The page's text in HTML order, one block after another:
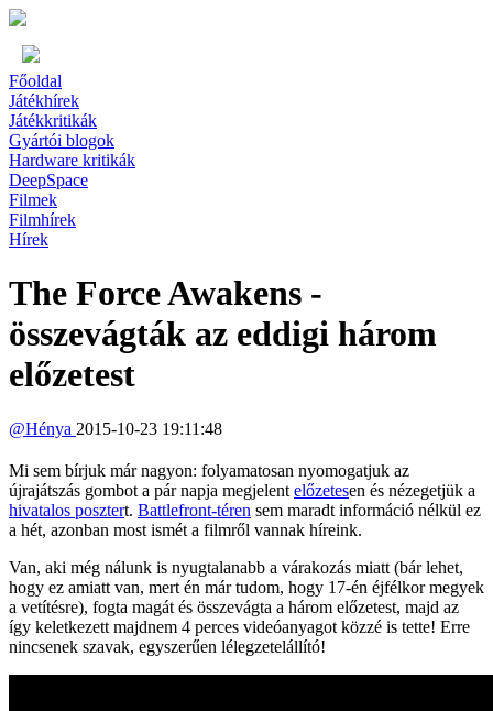
Főoldal
Játékhírek
Játékkritikák
Gyártói blogok
Hardware kritikák
DeepSpace
Filmek
Filmhírek
Hírek
The Force Awakens -
összevágták az eddigi három
előzetest
@Hénya 2015-10-23 19:11:48
Mi sem bírjuk már nagyon: folyamatosan nyomogatjuk az
újrajátszás gombot a pár napja megjelent előzetesen és nézegetjük a
hivatalos posztert. Battlefront-téren sem maradt információ nélkül ez
a hét, azonban most ismét a filmről vannak híreink.
Van, aki még nálunk is nyugtalanabb a várakozás miatt (bár lehet,
hogy ez amiatt van, mert én már tudom, hogy 17-én éjfélkor megyek
a vetítésre), fogta magát és összevágta a három előzetest, majd az
így keletkezett majdnem 4 perces videóanyagot közzé is tette! Erre
nincsenek szavak, egyszerűen lélegzetelállító!